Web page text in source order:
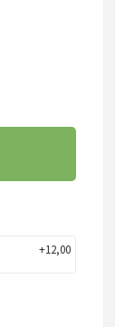
+12,00